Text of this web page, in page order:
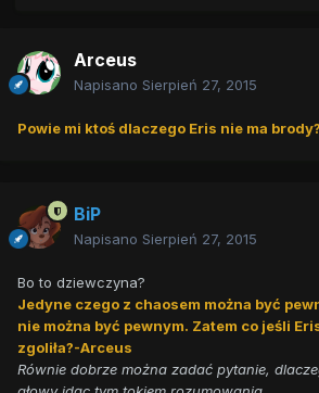
Arceus
Napisano Sierpień 27, 2015
Powie mi ktoś dlaczego Eris nie ma brody?
BiP
Napisano Sierpień 27, 2015
Bo to dziewczyna?
Jedyne czego z chaosem można być
nie można być pewnym. Zatem co jeśli
zgoliła?-Arceus
Równie dobrze można zadać pytanie,